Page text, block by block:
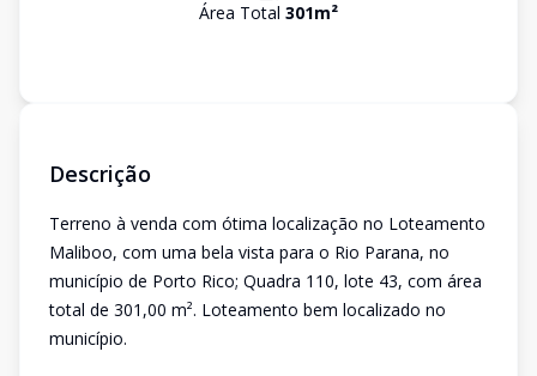
Área Total 301m²
Descrição
Terreno à venda com ótima localização no Loteamento
Maliboo, com uma bela vista para o Rio Parana, no
município de Porto Rico; Quadra 110, lote 43, com área
total de 301,00 m². Loteamento bem localizado no
município.